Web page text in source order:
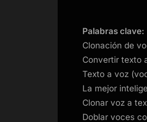
Palabras clave:
Clonación de
Convertir texto
Texto a voz
La mejor
Clonar voz a
Doblar voces